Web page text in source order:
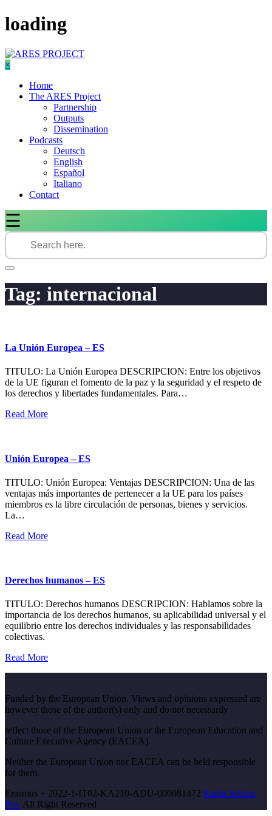
Skip
to
loading
×
Home
The ARES Project
Partnership
Outputs
Dissemination
Podcasts
Deutsch
English
Español
Italiano
Contact
☰
Tag: internacional
La Unión Europea – ES
TITULO: La Unión Europea DESCRIPCION: Entre los objetivos
de la UE figuran el fomento de la paz y la seguridad y el respeto de
los derechos y libertades fundamentales. Para…
Read More
Unión Europea – ES
TITULO: Unión Europea: Ventajas DESCRIPCION: Una de las
ventajas más importantes de pertenecer a la UE para los países
miembros es la libre circulación de personas, bienes y servicios.
La…
Read More
Derechos humanos – ES
TITULO: Derechos humanos DESCRIPCION: Hablamos sobre la
importancia de los derechos humanos, su aplicabilidad universal y el
equilibrio entre los derechos individuales y las responsabilidades
colectivas.
Read More
Funded by the European Union. Views and opinions expressed are
however those of the author(s) only and do not necessarily
reflect those of the European Union or the European Education and
Culture Executive Agency (EACEA).
Neither the European Union nor EACEA can be held responsible
for them.
Erasmus + 2022-1-IT02-KA210-ADU-000081472 Radio Station
Pro. All Right Reserved